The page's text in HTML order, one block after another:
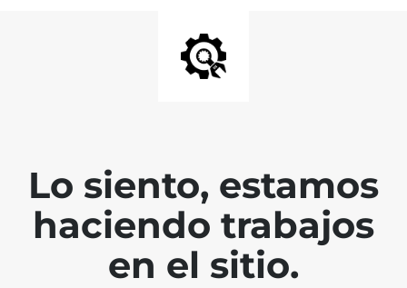
Lo siento, estamos
haciendo trabajos
en el sitio.